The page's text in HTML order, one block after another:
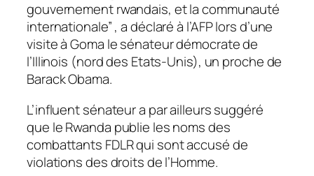
gouvernement rwandais, et la communauté
internationale” , a déclaré à l’AFP lors d’une
visite à Goma le sénateur démocrate de
l’Illinois (nord des Etats-Unis), un proche de
Barack Obama.
L’influent sénateur a par ailleurs suggéré
que le Rwanda publie les noms des
combattants FDLR qui sont accusé de
violations des droits de l’Homme.